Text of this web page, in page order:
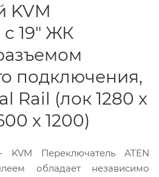
KVM
с 19" ЖК
подключения,
Rail (лок 1280 x
x 1200)
KVM Переключатель ATEN
обладает независимо